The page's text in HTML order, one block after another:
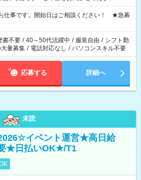
みが必要な場合も遠慮なくご相談ください。
上の勤務が必要です
仕事です。開始日はご相談ください！ ★急募
書不要 / 40～50代活躍中 / 服装自由 / シフト勤
量募集 / 電話対応なし / パソコンスキル不要
応募する 詳細へ
未読
イベント運営★高日給
★日払いOK★/T1